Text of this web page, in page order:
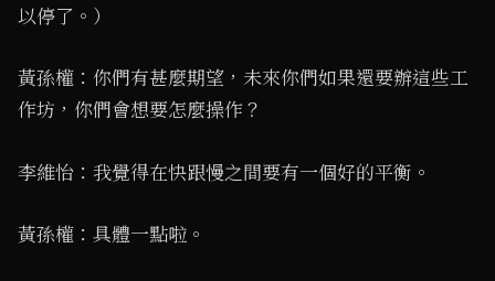
以停了。）
黃孫權：你們有甚麼期望，未來你們如果還要辦這些工
作坊，你們會想要怎麼操作？
李維怡：我覺得在快跟慢之間要有一個好的平衡。
黃孫權：具體一點啦。